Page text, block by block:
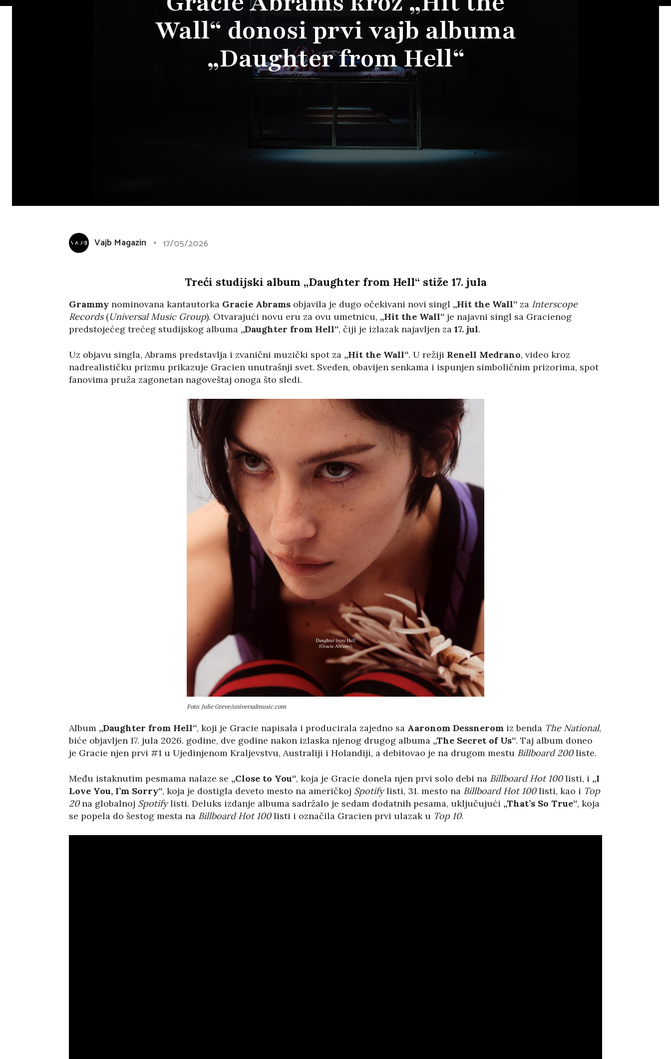
Wall“ donosi prvi vajb albuma
„Daughter from Hell“
Vajb Magazin 17/05/2026
Treći studijski album „Daughter from Hell“ stiže 17. jula
Grammy nominovana kantautorka Gracie Abrams objavila je dugo očekivani novi singl „Hit the Wall“ za Interscope
Records(Universal Music Group). Otvarajući novu eru za ovu umetnicu, „Hit the Wall“ je najavni singl sa Gracienog
predstojećeg trećeg studijskog albuma „Daughter from Hell“, čiji je izlazak najavljen za 17. jul.
Uz objavu singla, Abrams predstavlja i zvanični muzički spot za „Hit the Wall“. U režiji Renell Medrano, video kroz
nadrealističku prizmu prikazuje Gracien unutrašnji svet. Sveden, obavijen senkama i ispunjen simboličnim prizorima, spot
fanovima pruža zagonetan nagoveštaj onoga što sledi.
Foto: Julie Greve/universalmusic.com
Album „Daughter from Hell“, koji je Gracie napisala i producirala zajedno sa Aaronom Dessnerom iz benda The National,
biće objavljen 17. jula 2026. godine, dve godine nakon izlaska njenog drugog albuma „The Secret of Us“. Taj album doneo
je Gracie njen prvi #1 u Ujedinjenom Kraljevstvu, Australiji i Holandiji, a debitovao je na drugom mestu Billboard 200liste.
Među istaknutim pesmama nalaze se „Close to You“, koja je Gracie donela njen prvi solo debi na Billboard Hot 100listi, i „I
Love You, I’m Sorry“, koja je dostigla deveto mesto na američkoj Spotifylisti, 31. mesto na Billboard Hot 100listi, kao i Top
20na globalnoj Spotifylisti. Deluks izdanje albuma sadržalo je sedam dodatnih pesama, uključujući „That’s So True“, koja
se popela do šestog mesta na Billboard Hot 100listi i označila Gracien prvi ulazak u Top 10.